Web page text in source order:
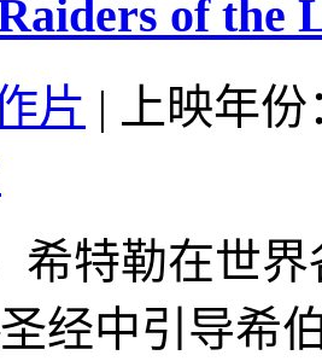
of the
片 |
上映年
希特勒在世
经中引导希